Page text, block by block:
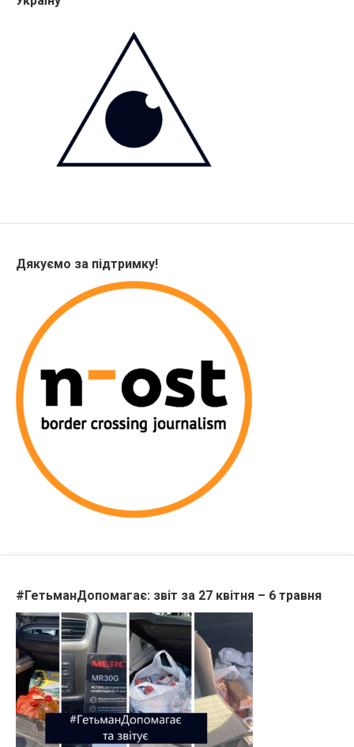
Дякуємо за підтримку!
#ГетьманДопомагає: звіт за 27 квітня – 6 травня